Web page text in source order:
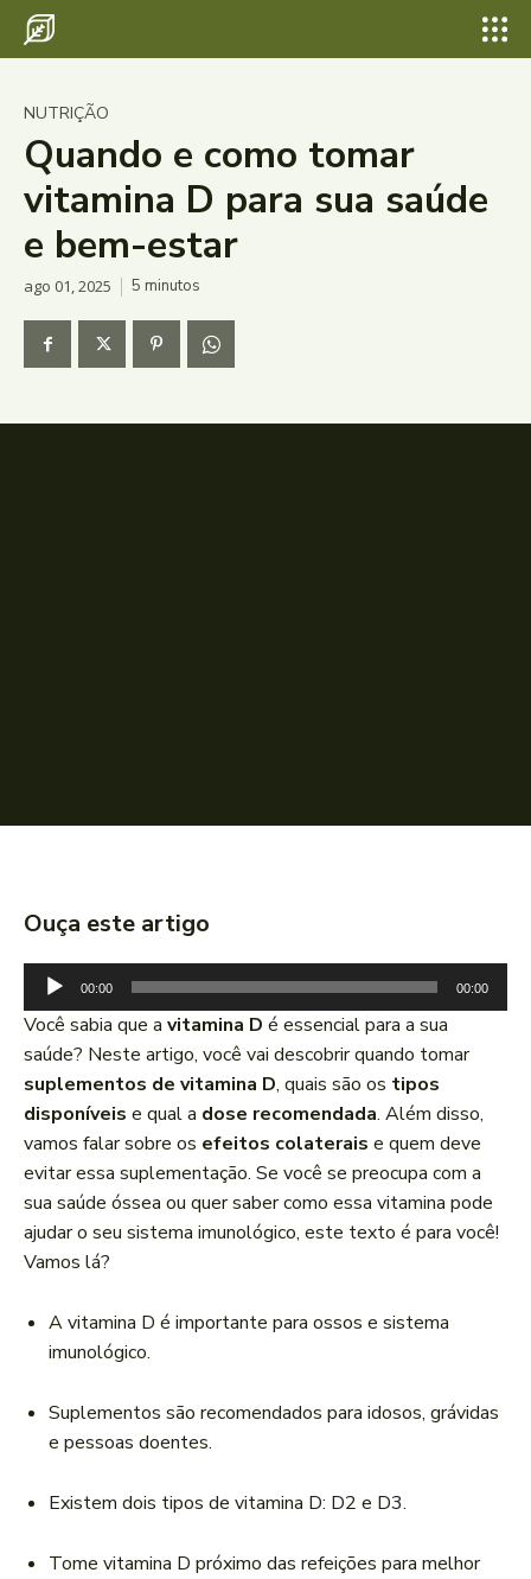
NUTRIÇÃO
Quando e como tomar
vitamina D para sua saúde
e bem-estar
ago 01, 2025 5 minutos
Ouça este artigo
o
c
a
d
o
r
d
e
á
u
00:00 00:00
Você sabia que a vitamina D é essencial para a sua
saúde? Neste artigo, você vai descobrir quando tomar
suplementos de vitamina D, quais são os tipos
disponíveis e qual a dose recomendada. Além disso,
vamos falar sobre os efeitos colaterais e quem deve
evitar essa suplementação. Se você se preocupa com a
sua saúde óssea ou quer saber como essa vitamina pode
ajudar o seu sistema imunológico, este texto é para você!
Vamos lá?
A vitamina D é importante para ossos e sistema
imunológico.
Suplementos são recomendados para idosos, grávidas
e pessoas doentes.
Existem dois tipos de vitamina D: D2 e D3.
Tome vitamina D próximo das refeições para melhor